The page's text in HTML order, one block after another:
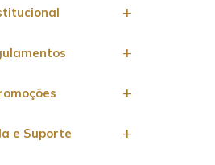
e Suporte